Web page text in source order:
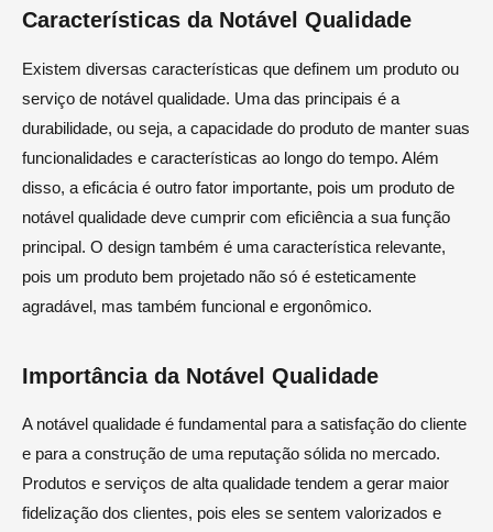
Características da Notável Qualidade
Existem diversas características que definem um produto ou
serviço de notável qualidade. Uma das principais é a
durabilidade, ou seja, a capacidade do produto de manter suas
funcionalidades e características ao longo do tempo. Além
disso, a eficácia é outro fator importante, pois um produto de
notável qualidade deve cumprir com eficiência a sua função
principal. O design também é uma característica relevante,
pois um produto bem projetado não só é esteticamente
agradável, mas também funcional e ergonômico.
Importância da Notável Qualidade
A notável qualidade é fundamental para a satisfação do cliente
e para a construção de uma reputação sólida no mercado.
Produtos e serviços de alta qualidade tendem a gerar maior
fidelização dos clientes, pois eles se sentem valorizados e